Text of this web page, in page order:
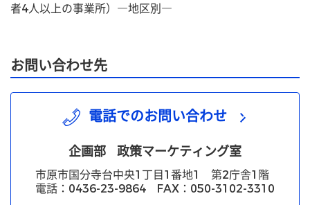
者4人以上の事業所）―地区別―
お問い合わせ先
電話でのお問い合わせ
企画部 政策マーケティング室
市原市国分寺台中央1丁目1番地1 第2庁舎1階
電話：0436-23-9864 FAX：050-3102-3310